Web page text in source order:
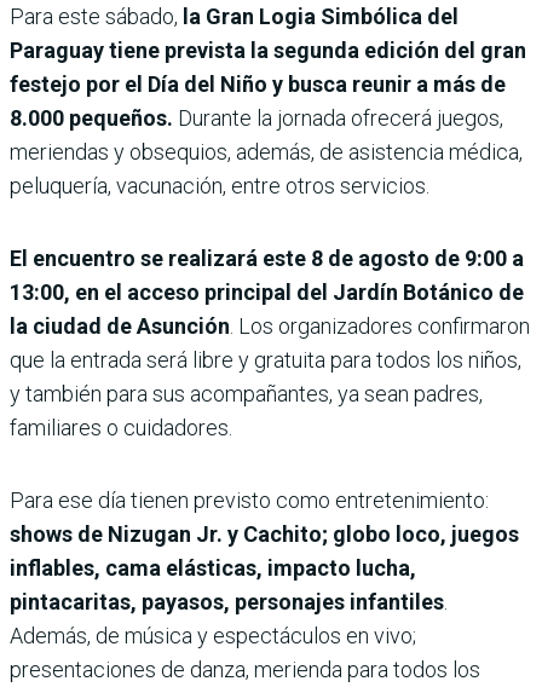
Para este sábado, la Gran Logia Simbólica del
Paraguay tiene prevista la segunda edición del gran
festejo por el Día del Niño y busca reunir a más de
8.000 pequeños. Durante la jornada ofrecerá juegos,
meriendas y obsequios, además, de asistencia médica,
peluquería, vacunación, entre otros servicios.
El encuentro se realizará este 8 de agosto de 9:00 a
13:00, en el acceso principal del Jardín Botánico de
la ciudad de Asunción . Los organizadores confirmaron
que la entrada será libre y gratuita para todos los niños,
y también para sus acompañantes, ya sean padres,
familiares o cuidadores.
Para ese día tienen previsto como entretenimiento:
shows de Nizugan Jr. y Cachito; globo loco, juegos
inflables, cama elásticas, impacto lucha,
pintacaritas, payasos, personajes infantiles
Además, de música y espectáculos en vivo;
presentaciones de danza, merienda para todos los